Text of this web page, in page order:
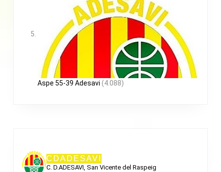
Aspe 55-39 Adesavi (4.088)
CDADESAVI
C. D.ADESAVI, San Vicente del Raspeig